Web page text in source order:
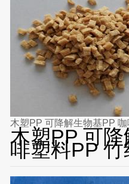
木塑PP 可降解生物基PP
木塑PP 可
啡塑料PP